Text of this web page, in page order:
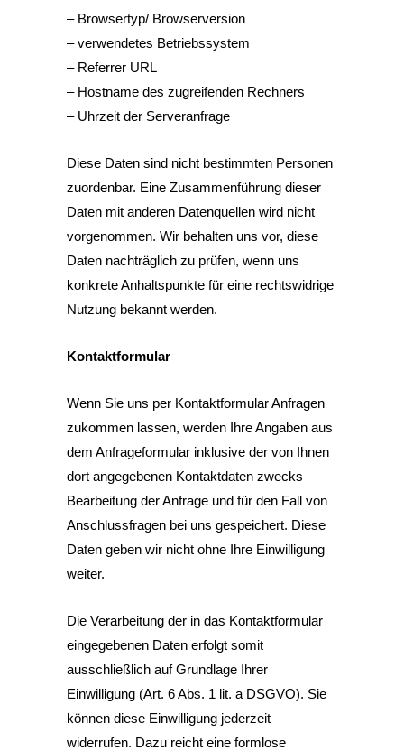
– Browsertyp/ Browserversion
– verwendetes Betriebssystem
– Referrer URL
– Hostname des zugreifenden Rechners
– Uhrzeit der Serveranfrage
Diese Daten sind nicht bestimmten Personen
zuordenbar. Eine Zusammenführung dieser
Daten mit anderen Datenquellen wird nicht
vorgenommen. Wir behalten uns vor, diese
Daten nachträglich zu prüfen, wenn uns
konkrete Anhaltspunkte für eine rechtswidrige
Nutzung bekannt werden.
Kontaktformular
Wenn Sie uns per Kontaktformular Anfragen
zukommen lassen, werden Ihre Angaben aus
dem Anfrageformular inklusive der von Ihnen
dort angegebenen Kontaktdaten zwecks
Bearbeitung der Anfrage und für den Fall von
Anschlussfragen bei uns gespeichert. Diese
Daten geben wir nicht ohne Ihre Einwilligung
weiter.
Die Verarbeitung der in das Kontaktformular
eingegebenen Daten erfolgt somit
ausschließlich auf Grundlage Ihrer
Einwilligung (Art. 6 Abs. 1 lit. a DSGVO). Sie
können diese Einwilligung jederzeit
widerrufen. Dazu reicht eine formlose